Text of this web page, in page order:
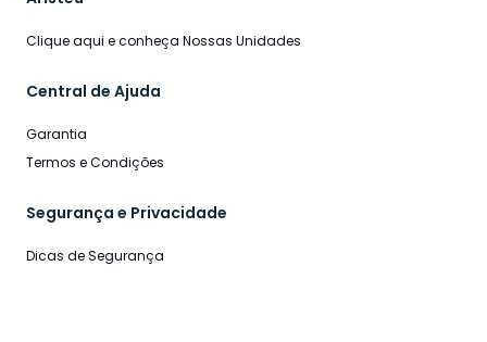
Clique aqui e conheça Nossas Unidades
Central de Ajuda
Garantia
Termos e Condições
Segurança e Privacidade
Dicas de Segurança